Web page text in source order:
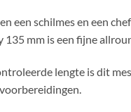
een schilmes en een
mm is een fijne
lengte is dit